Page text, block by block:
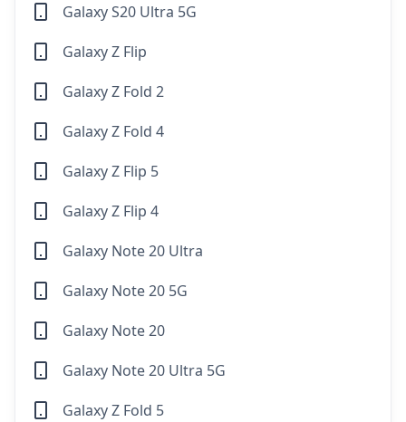
Galaxy S20 Ultra 5G
Galaxy Z Flip
Galaxy Z Fold 2
Galaxy Z Fold 4
Galaxy Z Flip 5
Galaxy Z Flip 4
Galaxy Note 20 Ultra
Galaxy Note 20 5G
Galaxy Note 20
Galaxy Note 20 Ultra 5G
Galaxy Z Fold 5